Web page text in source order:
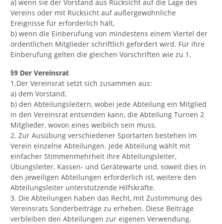
a) wenn sie der Vorstand aus Rücksicht auf die Lage des
Vereins oder mit Rücksicht auf außergewöhnliche
Ereignisse für erforderlich hält,
b) wenn die Einberufung von mindestens einem Viertel der
ordentlichen Mitglieder schriftlich gefordert wird. Für ihre
Einberufung gelten die gleichen Vorschriften wie zu 1.
§9 Der Vereinsrat
1.Der Vereinsrat setzt sich zusammen aus:
a) dem Vorstand,
b) den Abteilungsleitern, wobei jede Abteilung ein Mitglied
in den Vereinsrat entsenden kann, die Abteilung Turnen 2
Mitglieder, wovon eines weiblich sein muss.
2. Zur Ausübung verschiedener Sportarten bestehen im
Verein einzelne Abteilungen. Jede Abteilung wählt mit
einfacher Stimmenmehrheit ihre Abteilungsleiter,
Übungsleiter, Kassen- und Gerätewarte und, soweit dies in
den jeweiligen Abteilungen erforderlich ist, weitere den
Abteilungsleiter unterstützende Hilfskräfte.
3. Die Abteilungen haben das Recht, mit Zustimmung des
Vereinsrats Sonderbeiträge zu erheben. Diese Beiträge
verbleiben den Abteilungen zur eigenen Verwendung.